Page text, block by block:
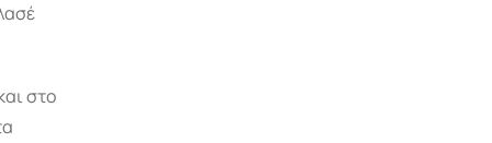
στο